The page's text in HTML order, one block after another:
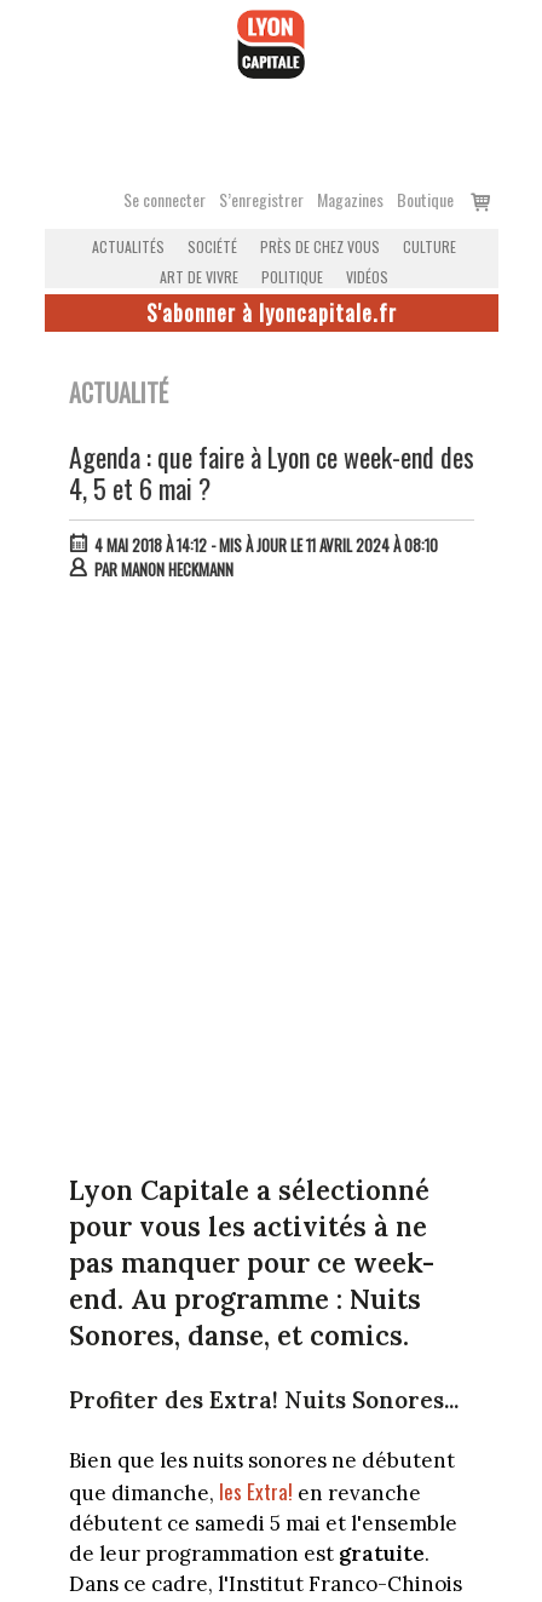
Se connecter S’enregistrer Magazines Boutique
Voir
ACTUALITÉS SOCIÉTÉ PRÈS DE CHEZ VOUS
CULTURE
ART DE VIVRE
POLITIQUE VIDÉOS
S'abonner à lyoncapitale.fr
ACTUALITÉ
Agenda : que faire à Lyon ce week-end des
4, 5 et 6 mai ?
4 MAI 2018 À 14:12- MIS À JOUR LE 11 AVRIL 2024 À 08:10
PARMANON HECKMANN
Lyon Capitale a sélectionné
pour vous les activités à ne
pas manquer pour ce week-
end. Au programme : Nuits
Sonores, danse, et comics.
Profiter des Extra! Nuits Sonores...
Bien que les nuits sonores ne débutent
que dimanche, les Extra! en revanche
débutent ce samedi 5 mai et l'ensemble
de leur programmation est gratuite.
Dans ce cadre, l'Institut Franco-Chinois